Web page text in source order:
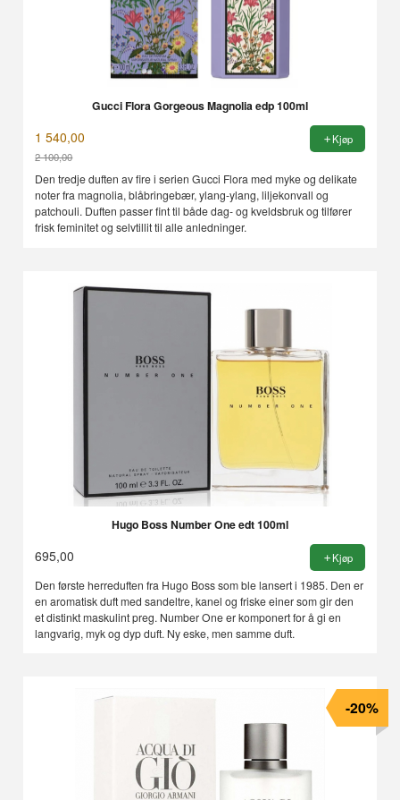
Gucci Flora Gorgeous Magnolia edp 100ml
1 540,00
2 100,00
Rabatt
Kjøp
Den tredje duften av fire i serien Gucci Flora med myke og delikate
noter fra magnolia, blåbringebær, ylang-ylang, liljekonvall og
patchouli. Duften passer fint til både dag- og kveldsbruk og tilfører
frisk feminitet og selvtillit til alle anledninger.
Hugo Boss Number One edt 100ml
695,00 Kjøp
Den første herreduften fra Hugo Boss som ble lansert i 1985. Den er
en aromatisk duft med sandeltre, kanel og friske einer som gir den
et distinkt maskulint preg. Number One er komponert for å gi en
langvarig, myk og dyp duft. Ny eske, men samme duft.
-20%